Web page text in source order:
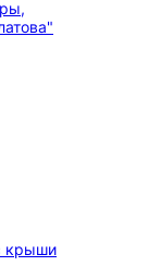
крыши